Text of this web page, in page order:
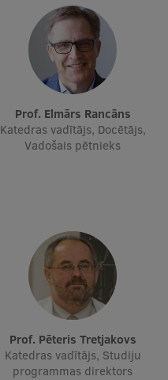
Prof. Elmārs Rancāns
Katedras vadītājs, Docētājs,
Vadošais pētnieks
Prof. Pēteris Tretjakovs
Katedras vadītājs, Studiju
programmas direktors